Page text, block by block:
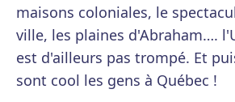
maisons coloniales, le
ville, les plaines d'Abraham….
est d'ailleurs pas trompé. Et
sont cool les gens à Québec !